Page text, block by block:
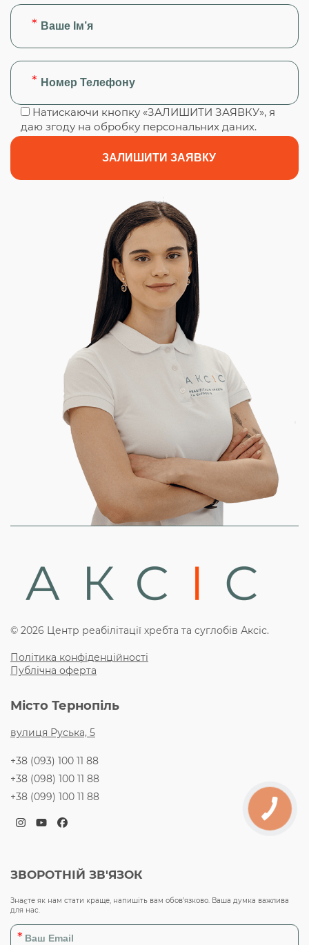
Натискаючи кнопку «ЗАЛИШИТИ ЗАЯВКУ», я
даю згоду на обробку персональних даних.
© 2026 Центр реабілітації хребта та суглобів Аксіс.
Політика конфіденційності
Публічна оферта
Місто Тернопіль
вулиця Руська, 5
+38 (093) 100 11 88
+38 (098) 100 11 88
+38 (099) 100 11 88
Instagram
YouTubeFacebook
ЗВОРОТНІЙ ЗВ'ЯЗОК
Знаєте як нам стати краще, напишіть вам обов’язково. Ваша думка важлива
для нас.